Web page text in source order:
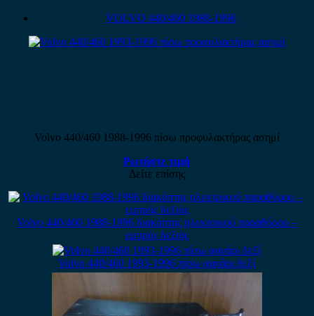
VOLVO 440/460 1988-1996
Volvo 440/460 1988-1996 πίσω προφυλακτήρας ασημί
Ρωτήστε τιμή
Δείτε επίσης
Volvo 440/460 1988-1996 διακόπτης ηλεκτρικού παραθύρου –
εμπρός δεξιός
Volvo 440/460 1993-1996 πίσω φανάρι δεξί